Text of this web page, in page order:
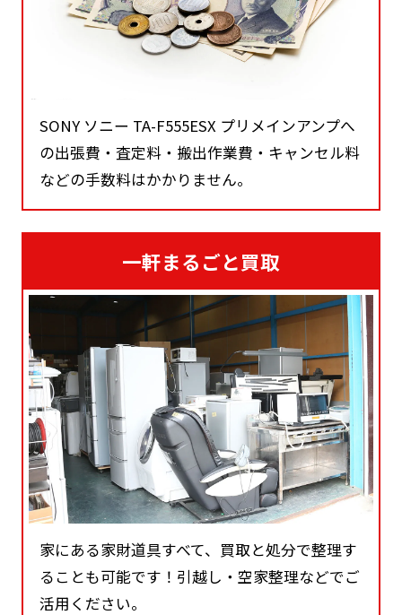
SONY ソニー TA-F555ESX プリメインアンプへ
の出張費・査定料・搬出作業費・キャンセル料
などの手数料はかかりません。
一軒まるごと買取
家にある家財道具すべて、買取と処分で整理す
ることも可能です！引越し・空家整理などでご
活用ください。